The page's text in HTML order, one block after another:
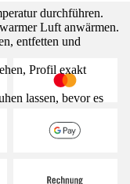
durchführen.
Luft anwärmen.
entfetten und
Profil exakt
lassen, bevor es